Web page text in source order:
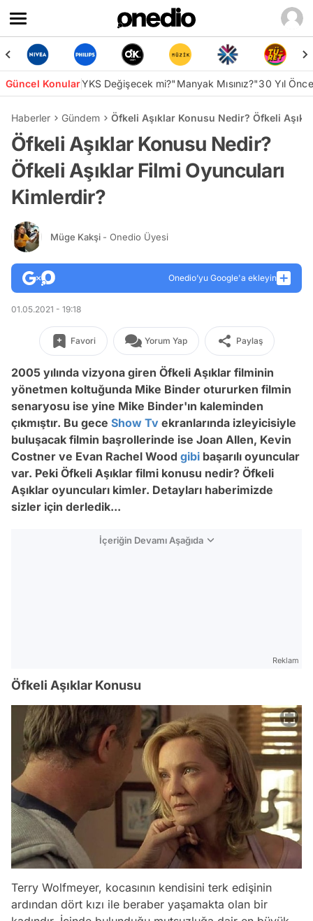
Güncel KonularYKS Değişecek mi?"Manyak Mısınız?"30 Yıl
Haberler Gündem Öfkeli Aşıklar Konusu Nedir? Öfkeli
Öfkeli Aşıklar Konusu Nedir?
Öfkeli Aşıklar Filmi Oyuncuları
Kimlerdir?
Müge Kakşi - Onedio Üyesi
Onedio’yu Google'a ekleyin
01.05.2021 - 19:18
Favori Yorum Yap Paylaş
2005 yılında vizyona giren Öfkeli Aşıklar filminin
yönetmen koltuğunda Mike Binder otururken filmin
senaryosu ise yine Mike Binder'ın kaleminden
çıkmıştır. Bu gece Show Tv ekranlarında izleyicisiyle
buluşacak filmin başrollerinde ise Joan Allen, Kevin
Costner ve Evan Rachel Wood gibi başarılı oyuncular
var. Peki Öfkeli Aşıklar filmi konusu nedir? Öfkeli
Aşıklar oyuncuları kimler. Detayları haberimizde
sizler için derledik...
İçeriğin Devamı Aşağıda
Reklam
Öfkeli Aşıklar Konusu
Terry Wolfmeyer, kocasının kendisini terk edişinin
ardından dört kızı ile beraber yaşamakta olan bir